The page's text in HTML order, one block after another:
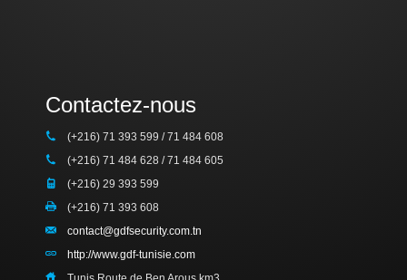
Contactez-nous
(+216) 71 393 599 / 71 484 608
(+216) 71 484 628 / 71 484 605
(+216) 29 393 599
(+216) 71 393 608
contact@gdfsecurity.com.tn
http://www.gdf-tunisie.com